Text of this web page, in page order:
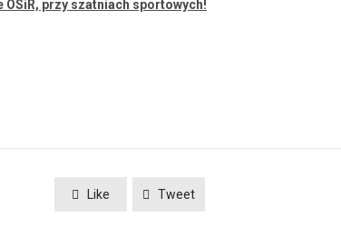
przy szat­ni­ach sportowych!
Like Tweet